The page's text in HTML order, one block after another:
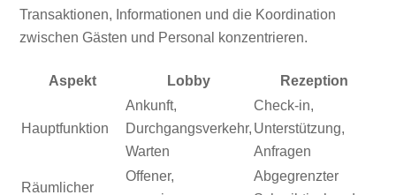
Transaktionen, Informationen und die Koordination
zwischen Gästen und Personal konzentrieren.
Aspekt Lobby Rezeption
Hauptfunktion
Ankunft,
Durchgangsverkehr,
Warten
Check-in,
Unterstützung,
Anfragen
Räumlicher
Offener,
Abgegrenzter